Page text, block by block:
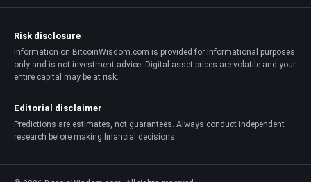
Risk disclosure
Information on BitcoinWisdom.com is provided for informational purposes
only and is not investment advice. Digital asset prices are volatile and your
entire capital may be at risk.
Editorial disclaimer
Predictions are estimates, not guarantees. Always conduct independent
research before making financial decisions.